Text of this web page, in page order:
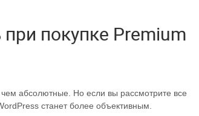
покупке Premium
абсолютные. Но если вы рассмотрите все
станет более объективным.